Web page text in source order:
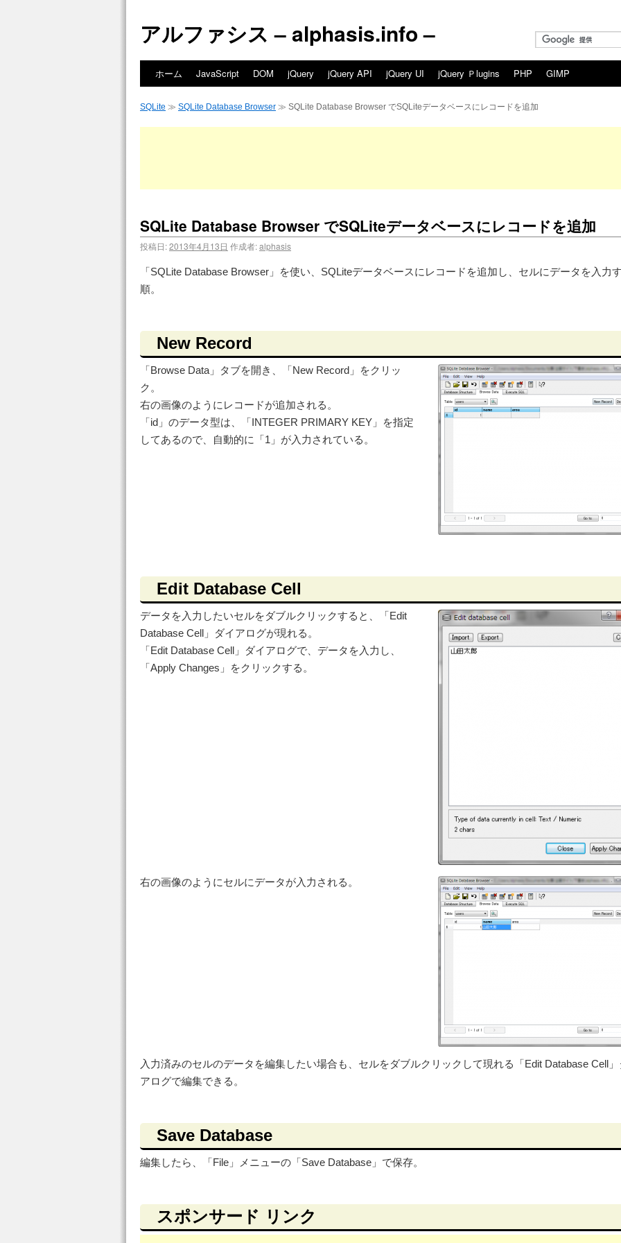
アルファシス – alphasis.info –
ホーム JavaScript DOM jQuery jQuery API jQuery UI jQuery Ｐlugins PHP GIMP
SQLite ≫ SQLite Database Browser ≫ SQLite Database Browser でSQLiteデータベースにレコードを追加
SQLite Database Browser でSQLiteデータベースにレコードを追加
投稿日:2013年4月13日 作成者:alphasis
「SQLite Database Browser」を使い、SQLiteデータベースにレコードを追加し、セルにデータを入力
順。
New Record
「Browse Data」タブを開き、「New Record」をクリッ
ク。
右の画像のようにレコードが追加される。
「id」のデータ型は、「INTEGER PRIMARY KEY」を指定
してあるので、自動的に「1」が入力されている。
Edit Database Cell
データを入力したいセルをダブルクリックすると、「Edit
Database Cell」ダイアログが現れる。
「Edit Database Cell」ダイアログで、データを入力し、
「Apply Changes」をクリックする。
右の画像のようにセルにデータが入力される。
入力済みのセルのデータを編集したい場合も、セルをダブルクリックして現れる「Edit Database Cell
アログで編集できる。
Save Database
編集したら、「File」メニューの「Save Database」で保存。
スポンサード リンク